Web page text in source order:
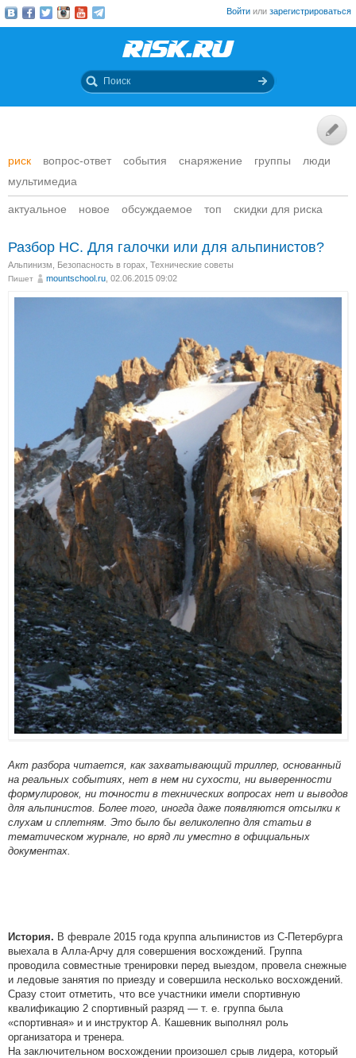
Войти или зарегистрироваться
риск вопрос-ответ события снаряжение группы
люди
мультимедиа
актуальное новое обсуждаемое топ скидки для риска
Разбор НС. Для галочки или для альпинистов?
Альпинизм Безопасность в горах Технические советы
Пишет mountschool.ru , 02.06.2015 09:02
Акт разбора читается, как захватывающий триллер, основанный
на реальных событиях, нет в нем ни сухости, ни выверенности
формулировок, ни точности в технических вопросах нет и выводов
для альпинистов. Более того, иногда даже появляются отсылки к
слухам и сплетням. Это было бы великолепно для статьи в
тематическом журнале, но вряд ли уместно в официальных
документах.
История. В феврале 2015 года круппа альпинистов из С-Петербурга
выехала в Алла-Арчу для совершения восхождений. Группа
проводила совместные тренировки перед выездом, провела снежные
и ледовые занятия по приезду и совершила несколько восхождений.
Сразу стоит отметить, что все участники имели спортивную
квалификацию 2 спортивный разряд — т. е. группа была
«спортивная» и и инструктор А. Кашевник выполнял роль
организатора и тренера.
На заключительном восхождении произошел срыв лидера, который